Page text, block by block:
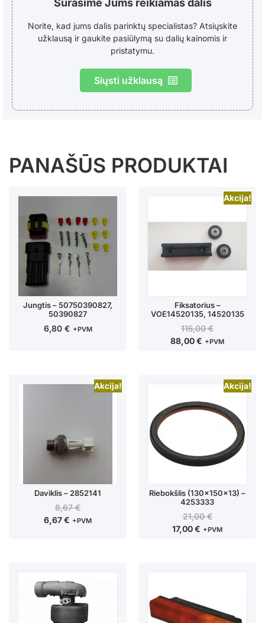
Surasime Jums reikiamas dalis
Norite, kad jums dalis parinktų specialistas? Atsiųskite
užklausą ir gaukite pasiūlymą su dalių kainomis ir
pristatymu.
Siųsti užklausą
PANAŠŪS PRODUKTAI
Jungtis – 50750390827,
50390827
6,80 € +PVM
Akcija!
Fiksatorius –
VOE14520135, 14520135
115,00€
88,00€ +PVM
Akcija!
Daviklis – 2852141
8,67€
6,67€ +PVM
Akcija!
Riebokšlis (130x150x13) –
4253333
21,00€
17,00€ +PVM